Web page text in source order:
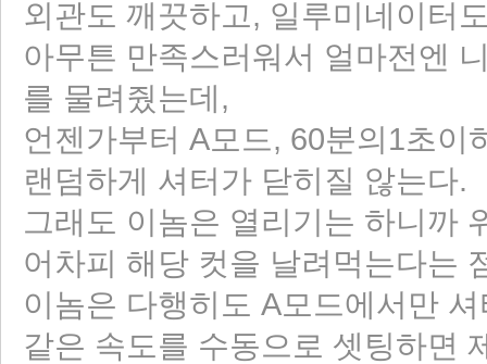
외관도 깨끗하고, 일루미네이터
아무튼 만족스러워서 얼마전엔
를 물려줬는데,
언젠가부터 A모드, 60분의1초이
랜덤하게 셔터가 닫히질 않는다.
그래도 이놈은 열리기는 하니까
어차피 해당 컷을 날려먹는다는
이놈은 다행히도 A모드에서만
같은 속도를 수동으로 셋팅하면